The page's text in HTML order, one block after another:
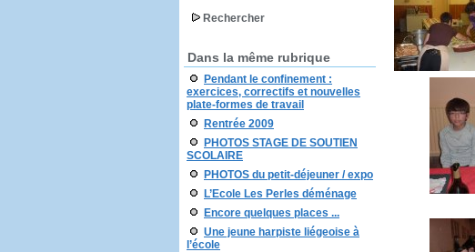
Rechercher
Dans la même rubrique
Pendant le confinement :
exercices, correctifs et nouvelles
plate-formes de travail
Rentrée 2009
PHOTOS STAGE DE SOUTIEN
SCOLAIRE
PHOTOS du petit-déjeuner / expo
L’Ecole Les Perles déménage
Encore quelques places ...
Une jeune harpiste liégeoise à
l’école